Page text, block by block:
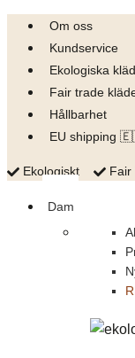
Skip
content
Om oss
Kundservice
Ekologiska
Fair trade
Hållbarhet
EU shipping
Ekologiskt
Dam